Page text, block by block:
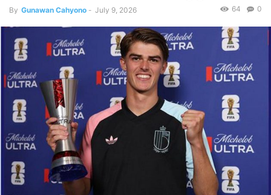
By Gunawan Cahyono - July 9, 2026 0
64